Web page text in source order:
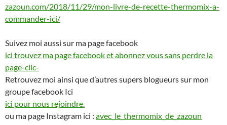
zazoun.com/2018/11/29/mon-livre-de-recette-thermomix-a-
commander-ici/
Suivez moi aussi sur ma page facebook
ici trouvez ma page facebook et abonnez vous sans perdre la
page-clic-
Retrouvez moi ainsi que d’autres supers blogueurs sur mon
groupe facebook Ici
ici pour nous rejoindre.
ou ma page Instagram ici : avec_le_thermomix_de_zazoun